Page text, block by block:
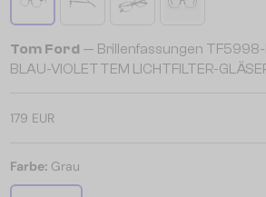
Tom Ford — Brillenfassungen TF5998-
BLAU-VIOLETTEM LICHTFILTER-
179 EUR
Farbe: Grau